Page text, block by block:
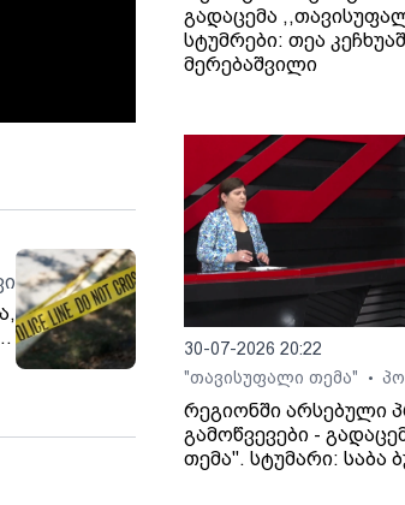
გადაცემა
სტუმრები: თეა
მერებაშვილი
30-07-2026 20:22
"თავისუფალი თემა"
•
რეგიონში არსებული
გამოწვევები -
თემა". სტუმარი: საბა